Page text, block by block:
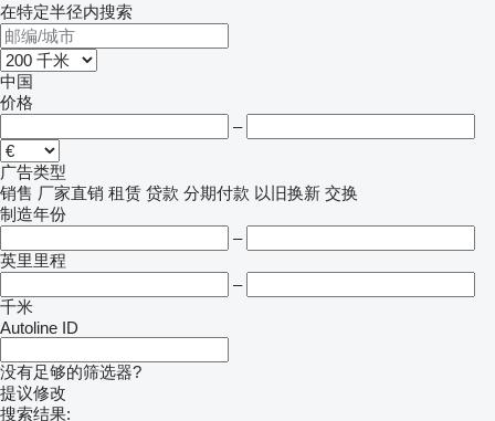
在特定半径内搜索
中国
价格
–
广告类型
销售 厂家直销 租赁 贷款 分期付款 以旧换新 交换
制造年份
–
英里里程
–
千米
Autoline ID
没有足够的筛选器?
提议修改
搜索结果: